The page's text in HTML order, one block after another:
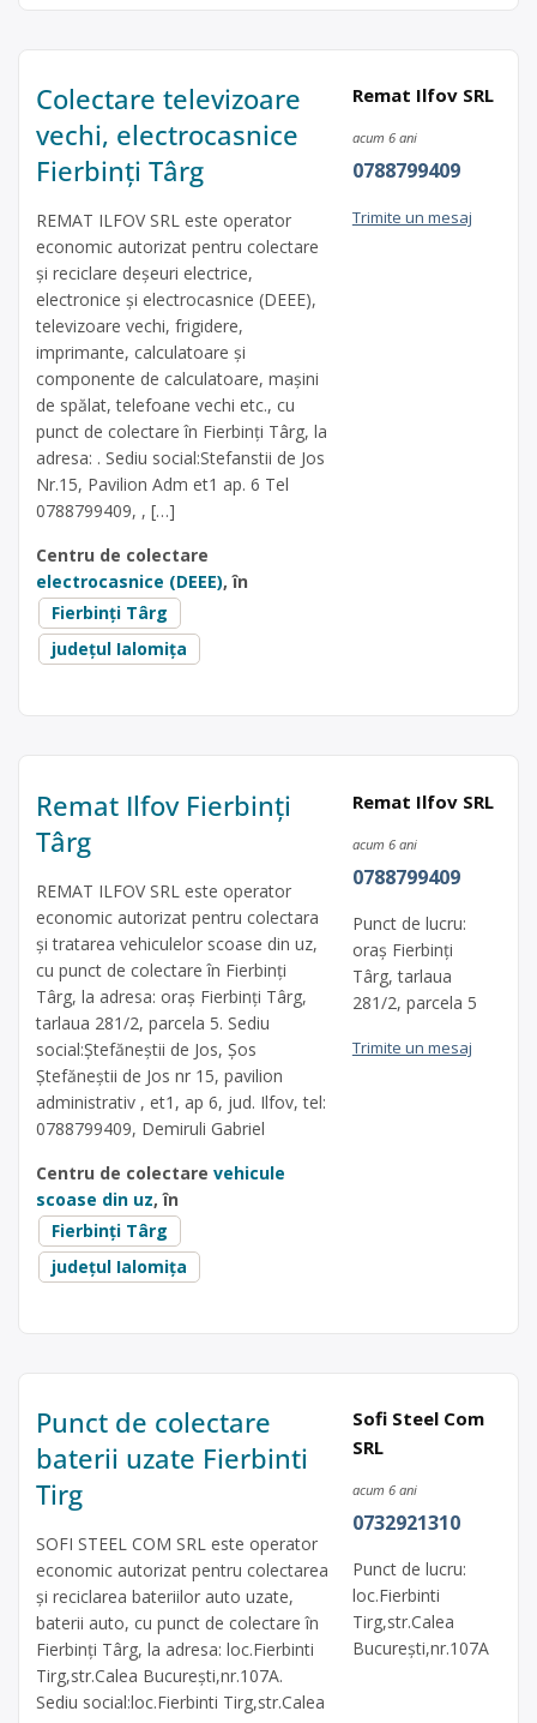
Colectare televizoare
vechi, electrocasnice
Fierbinți Târg
REMAT ILFOV SRL este operator
economic autorizat pentru colectare
și reciclare deșeuri electrice,
electronice și electrocasnice (DEEE),
televizoare vechi, frigidere,
imprimante, calculatoare și
componente de calculatoare, mașini
de spălat, telefoane vechi etc., cu
punct de colectare în Fierbinți Târg, la
adresa: . Sediu social:Stefanstii de Jos
Nr.15, Pavilion Adm et1 ap. 6 Tel
0788799409, , […]
Centru de colectare
electrocasnice (DEEE), în
Fierbinți Târg
județul Ialomița
Remat Ilfov SRL
acum 6 ani
0788799409
Trimite un mesaj
Remat Ilfov Fierbinți
Târg
REMAT ILFOV SRL este operator
economic autorizat pentru colectara
și tratarea vehiculelor scoase din uz,
cu punct de colectare în Fierbinți
Târg, la adresa: oraș Fierbinți Târg,
tarlaua 281/2, parcela 5. Sediu
social:Ștefăneștii de Jos, Șos
Ștefăneștii de Jos nr 15, pavilion
administrativ , et1, ap 6, jud. Ilfov, tel:
0788799409, Demiruli Gabriel
Centru de colectare vehicule
scoase din uz, în
Fierbinți Târg
județul Ialomița
Remat Ilfov SRL
acum 6 ani
0788799409
Punct de lucru:
oraș Fierbinți
Târg, tarlaua
281/2, parcela 5
Trimite un mesaj
Punct de colectare
baterii uzate Fierbinti
Tirg
SOFI STEEL COM SRL este operator
economic autorizat pentru colectarea
și reciclarea bateriilor auto uzate,
baterii auto, cu punct de colectare în
Fierbinți Târg, la adresa: loc.Fierbinti
Tirg,str.Calea București,nr.107A.
Sediu social:loc.Fierbinti Tirg,str.Calea
Sofi Steel Com
SRL
acum 6 ani
0732921310
Punct de lucru:
loc.Fierbinti
Tirg,str.Calea
București,nr.107A